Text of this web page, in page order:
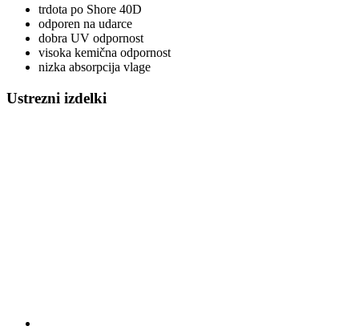
trdota po Shore 40D
odporen na udarce
dobra UV odpornost
visoka kemična odpornost
nizka absorpcija vlage
Ustrezni izdelki